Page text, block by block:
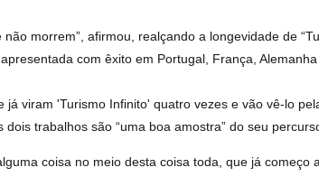
não morrem”, afirmou, realçando a longevidade de
com êxito em Portugal, França,
já viram 'Turismo Infinito' quatro vezes e vão vê-lo
dois trabalhos são “uma boa amostra” do seu
coisa no meio desta coisa toda, que já começo